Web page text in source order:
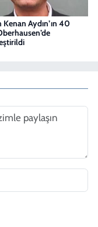
Aydın’ın 40